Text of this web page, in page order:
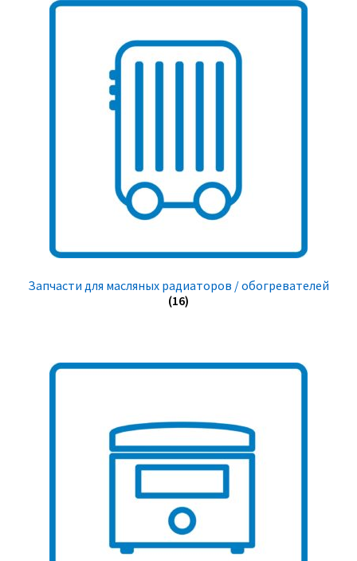
Запчасти для масляных радиаторов / обогревателей
(16)